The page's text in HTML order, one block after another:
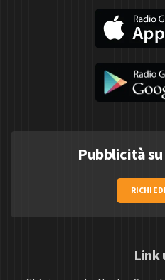
Pubblicità
Link